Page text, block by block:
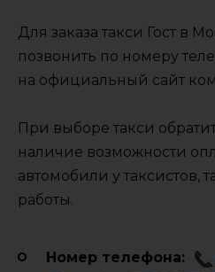
Для заказа такси Гост в
позвонить по номеру
на официальный сайт
При выборе такси
наличие возможности
автомобили у таксистов,
работы.
Номер телефона: